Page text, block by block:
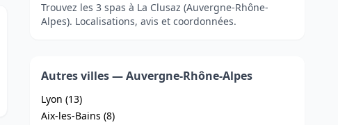
Trouvez les 3 spas à La Clusaz (Auvergne-Rhône-
Alpes). Localisations, avis et coordonnées.
Autres villes — Auvergne-Rhône-Alpes
Lyon (13)
Aix-les-Bains (8)